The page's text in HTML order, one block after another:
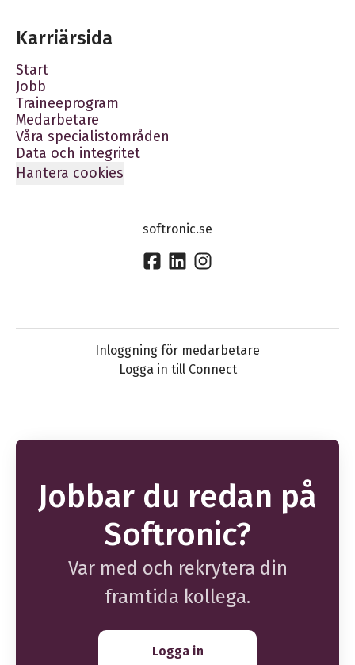
Karriärsida
Start
Jobb
Traineeprogram
Medarbetare
Våra specialistområden
Data och integritet
Hantera cookies
softronic.se
Inloggning för medarbetare
Logga in till Connect
Jobbar du redan på
Softronic?
Var med och rekrytera din
framtida kollega.
Logga in